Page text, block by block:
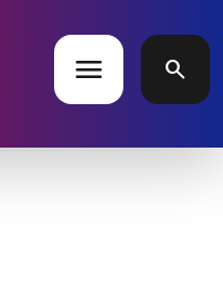
menu search